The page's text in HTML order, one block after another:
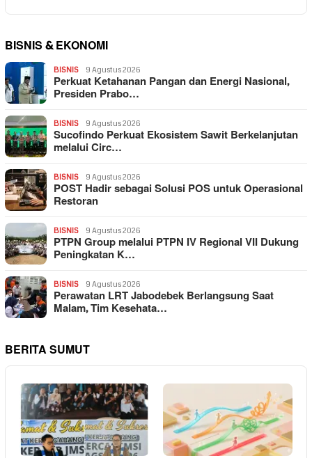
BISNIS & EKONOMI
BISNIS 9 Agustus 2026
Perkuat Ketahanan Pangan dan Energi Nasional,
Presiden Prabo…
BISNIS 9 Agustus 2026
Sucofindo Perkuat Ekosistem Sawit Berkelanjutan
melalui Circ…
BISNIS 9 Agustus 2026
POST Hadir sebagai Solusi POS untuk Operasional
Restoran
BISNIS 9 Agustus 2026
PTPN Group melalui PTPN IV Regional VII Dukung
Peningkatan K…
BISNIS 9 Agustus 2026
Perawatan LRT Jabodebek Berlangsung Saat
Malam, Tim Kesehata…
BERITA SUMUT